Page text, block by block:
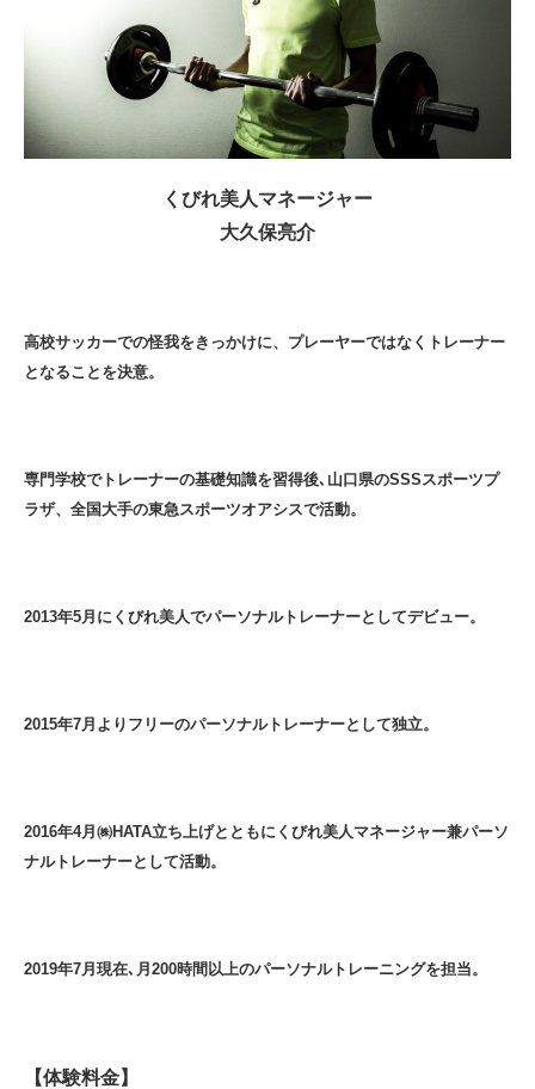
くびれ美人マネージャー
大久保亮介
高校サッカーでの怪我をきっかけに、プレーヤーではなくトレーナー
となることを決意。
専門学校でトレーナーの基礎知識を習得後､山口県のSSSスポーツプ
ラザ、全国大手の東急スポーツオアシスで活動。
2013年5月にくびれ美人でパーソナルトレーナーとしてデビュー。
2015年7月よりフリーのパーソナルトレーナーとして独立。
2016年4月㈱HATA立ち上げとともにくびれ美人マネージャー兼パーソ
ナルトレーナーとして活動。
2019年7月現在､月200時間以上のパーソナルトレーニングを担当。
【体験料金】